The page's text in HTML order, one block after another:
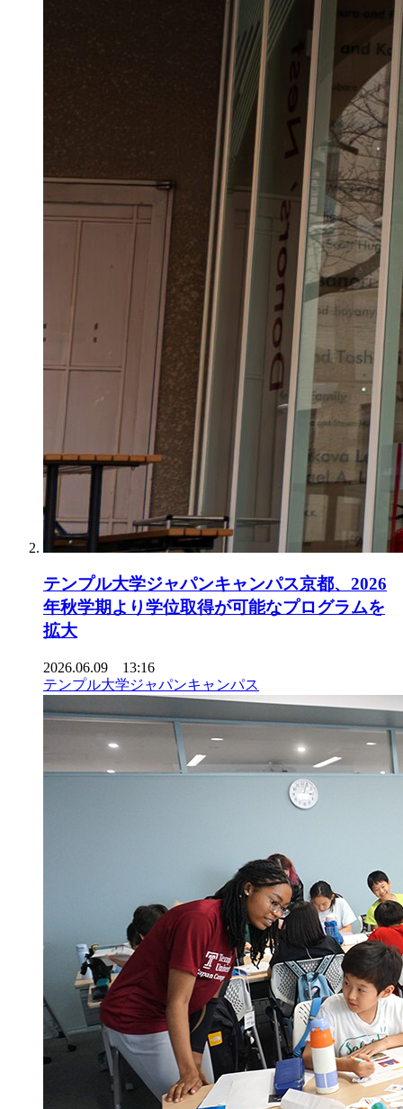
テンプル大学ジャパンキャンパス京都、2026
年秋学期より学位取得が可能なプログラムを
拡大
2026.06.09 13:16
テンプル大学ジャパンキャンパス